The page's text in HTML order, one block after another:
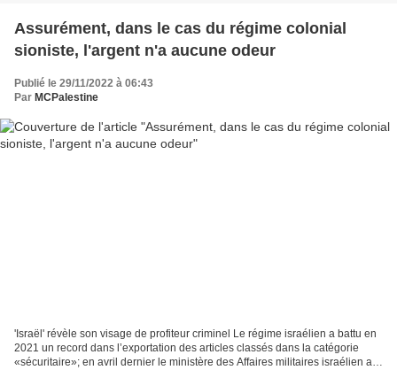
Assurément, dans le cas du régime colonial
sioniste, l'argent n'a aucune odeur
Publié le 29/11/2022 à 06:43
Par MCPalestine
'Israël' révèle son visage de profiteur criminel Le régime israélien a battu en
2021 un record dans l’exportation des articles classés dans la catégorie
«sécuritaire»; en avril dernier le ministère des Affaires militaires israélien a